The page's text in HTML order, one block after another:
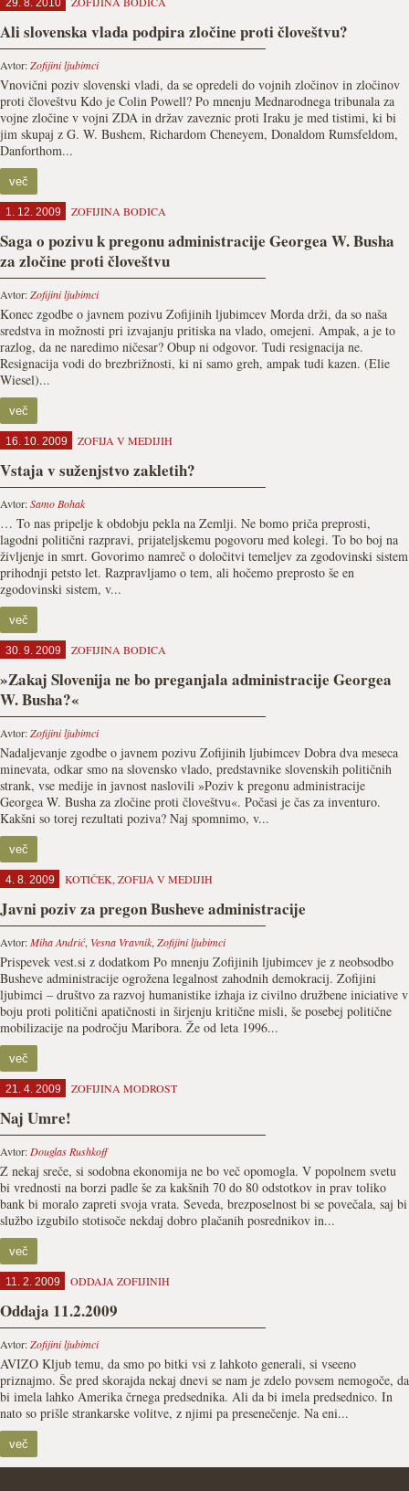
29. 8. 2010
Ali slovenska vlada podpira zločine proti človeštvu?
Avtor:Zofijini ljubimci
Vnovični poziv slovenski vladi, da se opredeli do vojnih zločinov in zločinov
proti človeštvu Kdo je Colin Powell? Po mnenju Mednarodnega tribunala za
vojne zločine v vojni ZDA in držav zaveznic proti Iraku je med tistimi, ki bi
jim skupaj z G. W. Bushem, Richardom Cheneyem, Donaldom Rumsfeldom,
Danforthom...
več
1. 12. 2009 ZOFIJINA BODICA
Saga o pozivu k pregonu administracije Georgea W. Busha
za zločine proti človeštvu
Avtor:Zofijini ljubimci
Konec zgodbe o javnem pozivu Zofijinih ljubimcev Morda drži, da so naša
sredstva in možnosti pri izvajanju pritiska na vlado, omejeni. Ampak, a je to
razlog, da ne naredimo ničesar? Obup ni odgovor. Tudi resignacija ne.
Resignacija vodi do brezbrižnosti, ki ni samo greh, ampak tudi kazen. (Elie
Wiesel)...
več
16. 10. 2009 ZOFIJA V MEDIJIH
Vstaja v suženjstvo zakletih?
Avtor:Samo Bohak
… To nas pripelje k obdobju pekla na Zemlji. Ne bomo priča preprosti,
lagodni politični razpravi, prijateljskemu pogovoru med kolegi. To bo boj na
življenje in smrt. Govorimo namreč o določitvi temeljev za zgodovinski sistem
prihodnji petsto let. Razpravljamo o tem, ali hočemo preprosto še en
zgodovinski sistem, v...
več
30. 9. 2009 ZOFIJINA BODICA
»Zakaj Slovenija ne bo preganjala administracije Georgea
W. Busha?«
Avtor:Zofijini ljubimci
Nadaljevanje zgodbe o javnem pozivu Zofijinih ljubimcev Dobra dva meseca
minevata, odkar smo na slovensko vlado, predstavnike slovenskih političnih
strank, vse medije in javnost naslovili »Poziv k pregonu administracije
Georgea W. Busha za zločine proti človeštvu«. Počasi je čas za inventuro.
Kakšni so torej rezultati poziva? Naj spomnimo, v...
več
4. 8. 2009 KOTIČEK, ZOFIJA V MEDIJIH
Javni poziv za pregon Busheve administracije
Avtor:Miha Andrić, Vesna Vravnik, Zofijini ljubimci
Prispevek vest.si z dodatkom Po mnenju Zofijinih ljubimcev je z neobsodbo
Busheve administracije ogrožena legalnost zahodnih demokracij. Zofijini
ljubimci – društvo za razvoj humanistike izhaja iz civilno družbene iniciative v
boju proti politični apatičnosti in širjenju kritične misli, še posebej politične
mobilizacije na področju Maribora. Že od leta 1996...
več
21. 4. 2009 ZOFIJINA MODROST
Naj Umre!
Avtor: Douglas Rushkoff
Z nekaj sreče, si sodobna ekonomija ne bo več opomogla. V popolnem svetu
bi vrednosti na borzi padle še za kakšnih 70 do 80 odstotkov in prav toliko
bank bi moralo zapreti svoja vrata. Seveda, brezposelnost bi se povečala, saj bi
službo izgubilo stotisoče nekdaj dobro plačanih posrednikov in...
več
11. 2. 2009 ODDAJA ZOFIJINIH
Oddaja 11.2.2009
Avtor:Zofijini ljubimci
AVIZO Kljub temu, da smo po bitki vsi z lahkoto generali, si vseeno
priznajmo. Še pred skorajda nekaj dnevi se nam je zdelo povsem nemogoče, da
bi imela lahko Amerika črnega predsednika. Ali da bi imela predsednico. In
nato so prišle strankarske volitve, z njimi pa presenečenje. Na eni...
več